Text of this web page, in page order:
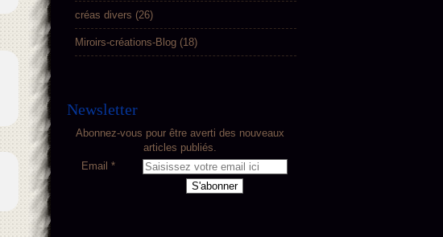
créas divers (26)
Miroirs-créations-Blog (18)
Newsletter
Abonnez-vous pour être averti des nouveaux
articles publiés.
Email